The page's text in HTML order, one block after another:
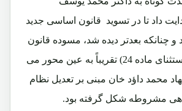
داد تا در تسوید قانون اساسی جدید
و چنانکه بعدتر دیده شد، مسوده قانون
اساسی جدید (به استثنای ماده 24) تقریباً به عین محور می
محمد داؤد خان مبنی بر تعدیل نظام
مشروطه شکل گرفته بود.